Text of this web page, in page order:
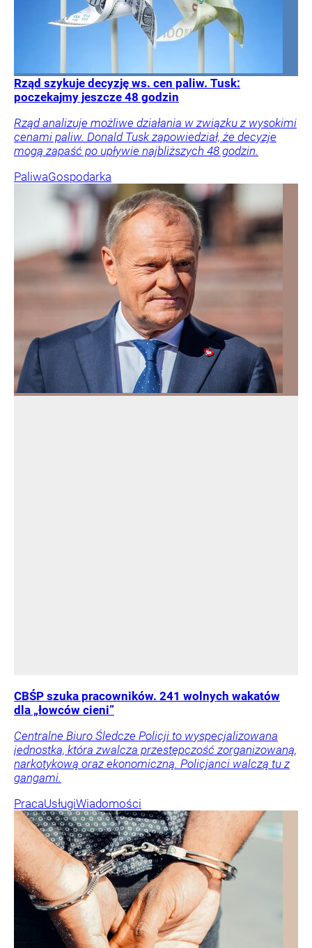
Rząd szykuje decyzję ws. cen paliw. Tusk:
poczekajmy jeszcze 48 godzin
Rząd analizuje możliwe działania w związku z wysokimi
cenami paliw. Donald Tusk zapowiedział, że decyzje
mogą zapaść po upływie najbliższych 48 godzin.
PaliwaGospodarka
CBŚP szuka pracowników. 241 wolnych wakatów
dla „łowców cieni”
Centralne Biuro Śledcze Policji to wyspecjalizowana
jednostka, która zwalcza przestępczość zorganizowaną,
narkotykową oraz ekonomiczną. Policjanci walczą tu z
gangami.
PracaUsługiWiadomości